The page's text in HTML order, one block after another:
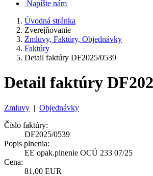
Napíšte nám
Úvodná stránka
Zverejňovanie
Zmluvy, Faktúry, Objednávky
Faktúry
Detail faktúry DF2025/0539
Detail faktúry
Zmluvy | Objednávky
Číslo faktúry:
DF2025/0539
Popis plnenia:
EE opak.plnenie OCÚ 233 07/25
Cena:
81,00 EUR